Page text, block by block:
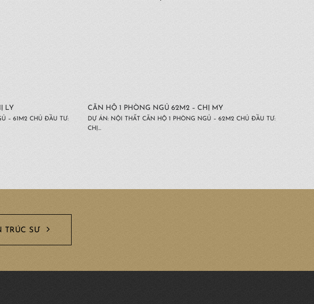
LY
– 61M2 CHỦ ĐẦU TƯ:
CĂN HỘ 1 PHÒNG NGỦ 62M2 – CHỊ MY
DỰ ÁN: NỘI THẤT CĂN HỘ 1 PHÒNG NGỦ – 62M2 CHỦ ĐẦU TƯ:
CHỊ...
TRÚC SƯ